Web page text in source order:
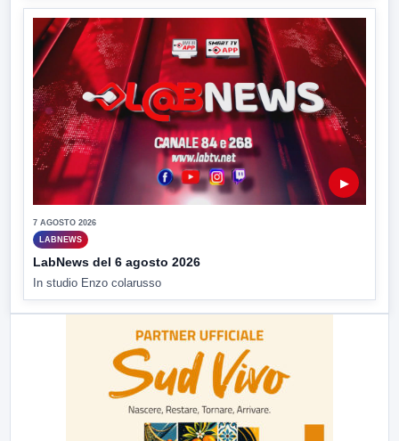
▶
7 AGOSTO 2026
LABNEWS
LabNews del 6 agosto 2026
In studio Enzo colarusso